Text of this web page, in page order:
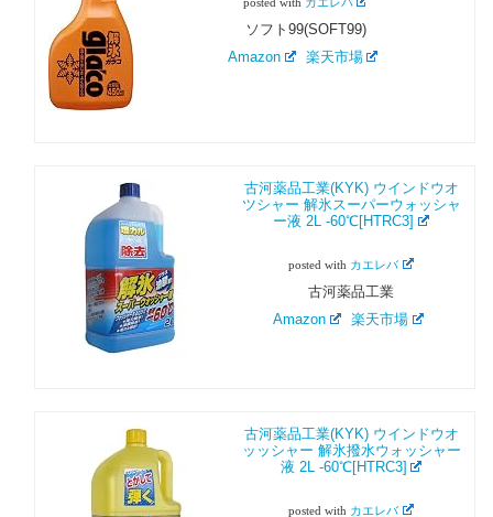
posted with カエレバ
ソフト99(SOFT99)
Amazon
楽天市場
古河薬品工業(KYK) ウインドウオ
ツシャー 解氷スーパーウォッシャ
ー液 2L -60℃[HTRC3]
posted with カエレバ
古河薬品工業
Amazon
楽天市場
古河薬品工業(KYK) ウインドウオ
ッッシャー 解氷撥水ウォッシャー
液 2L -60℃[HTRC3]
posted with カエレバ